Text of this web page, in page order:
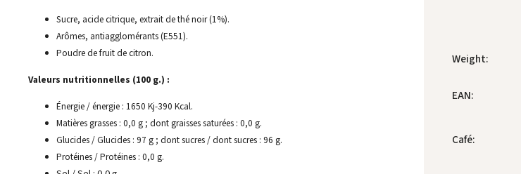
Sucre, acide citrique, extrait de thé noir (1%).
Arômes, antiagglomérants (E551).
Poudre de fruit de citron.
Valeurs nutritionnelles (100 g.) :
Énergie / énergie : 1650 Kj-390 Kcal.
Matières grasses : 0,0 g ; dont graisses saturées : 0,0 g.
Glucides / Glucides : 97 g ; dont sucres / dont sucres : 96 g.
Protéines / Protéines : 0,0 g.
Weight:
EAN:
Café: